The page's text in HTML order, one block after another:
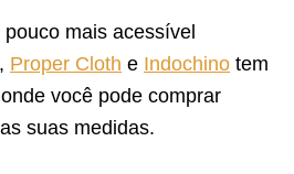
mais acessível
, Proper Cloth e Indochino tem
você pode comprar
suas medidas.